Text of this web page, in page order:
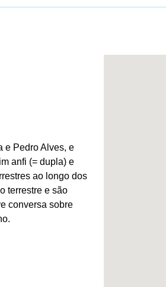
e Pedro Alves, e
anfi (= dupla) e
ao longo dos
terrestre e são
conversa sobre